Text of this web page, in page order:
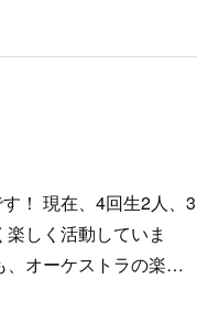
！ 現在、4回生2人、3
しく活動していま
、オーケストラの楽…